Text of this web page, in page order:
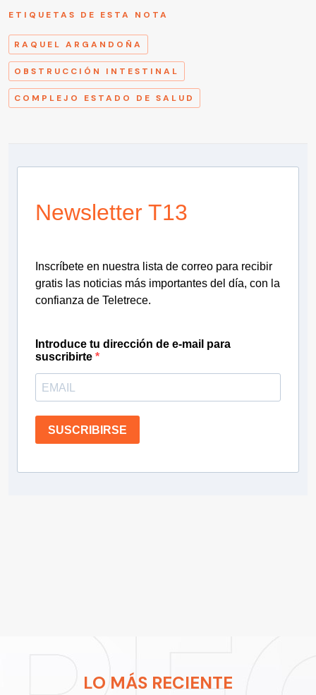
ETIQUETAS DE ESTA NOTA
RAQUEL ARGANDOÑA
OBSTRUCCIÓN INTESTINAL
COMPLEJO ESTADO DE SALUD
Newsletter T13
Inscríbete en nuestra lista de correo para recibir
gratis las noticias más importantes del día, con la
confianza de Teletrece.
Introduce tu dirección de e-mail para
suscribirte
SUSCRIBIRSE
LO MÁS RECIENTE